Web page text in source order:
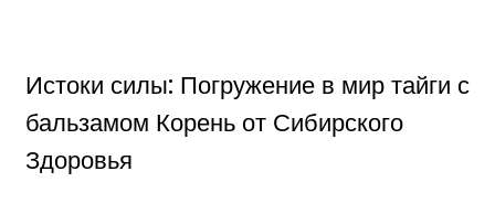
Истоки силы: Погружение в мир тайги с
бальзамом Корень от Сибирского
Здоровья